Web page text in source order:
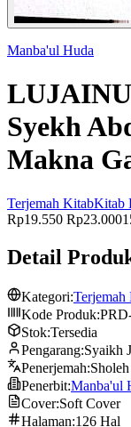
Manba'ul Huda
Syekh
Makna
Terjemah KitabKitab
Rp19.550 Rp23.000
Detail
Kategori:Terjemah
Kode Produk:
Stok:Tersedia
Pengarang:Syaikh
Penerjemah:
Penerbit:Manba'ul
Cover:Soft Cover
Halaman:126 Hal